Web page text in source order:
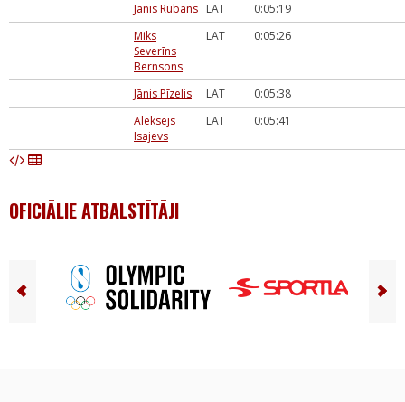
Jānis Rubāns LAT
0:05:19
Miks
Severīns
Bernsons
LAT 0:05:26
Jānis Pīzelis LAT
0:05:38
Aleksejs
Isajevs
LAT 0:05:41
OFICIĀLIE ATBALSTĪTĀJI